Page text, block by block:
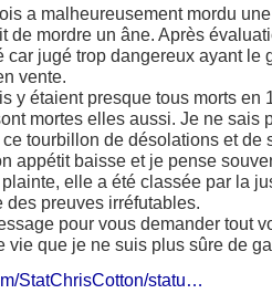
a malheureusement mordu
de mordre un âne. Après
car jugé trop dangereux ayant le
vente.
y étaient presque tous morts en
mortes elles aussi. Je ne sais
tourbillon de désolations et de
appétit baisse et je pense
elle a été classée par la
des preuves irréfutables.
pour vous demander tout
vie que je ne suis plus sûre de
StatChrisCotton/statu…